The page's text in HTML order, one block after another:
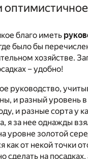
благо иметь
было бы
хозяйстве.
– удобно!
руководство,
и разный уровень в
и разные сорта у
я за нее однажды
уровне золотой
как от некой точки
сделать на